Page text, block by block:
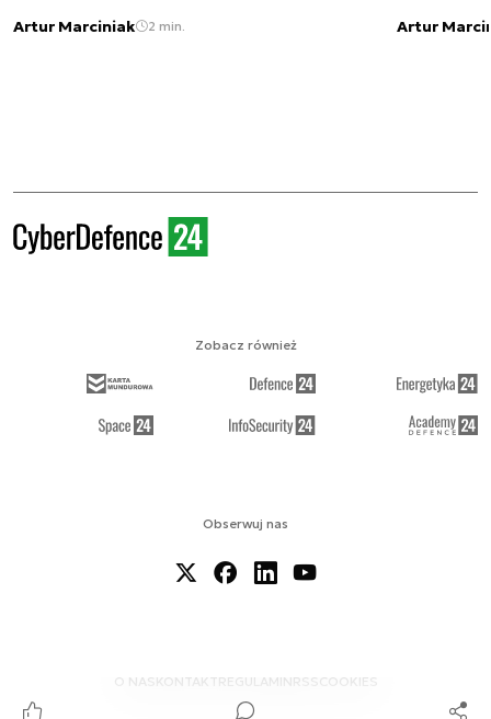
Artur Marciniak 2 min. Artur
Obserwuj nas
O NAS KONTAKTREGULAMINRSS COOKIES
Zobacz również